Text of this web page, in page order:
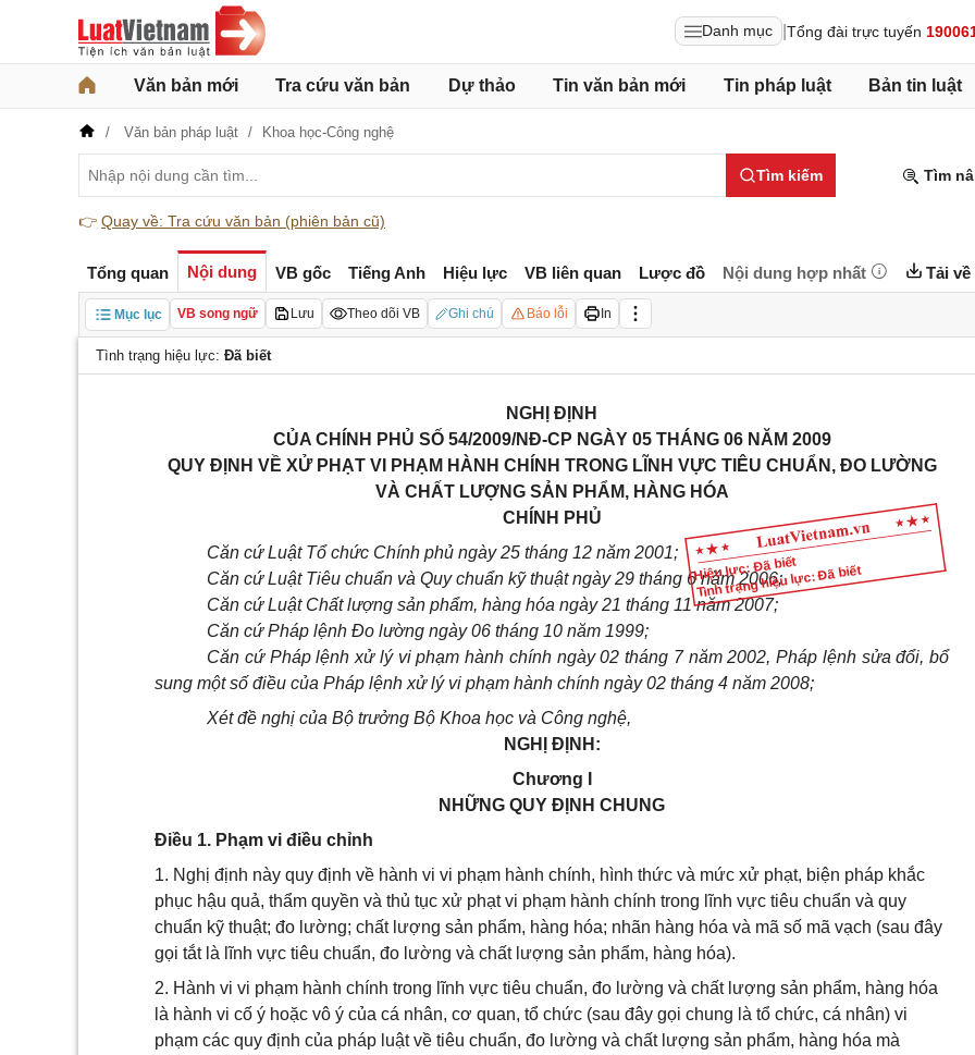
Danh mục Tổng đài trực tuyến
Văn bản mới Tra cứu văn bản Dự thảo Tin văn bản mới Tin pháp luật Bản tin luật
Văn bản pháp luật Khoa học-Công nghệ
Tìm kiếm Tìm
👉 Quay về: Tra cứu văn bản (phiên bản cũ)
Tổng quan Nội dung VB gốc Tiếng Anh Hiệu lực VB liên quan Lược đồ Nội dung hợp nhất Tải về
Mục lục VB song ngữ Lưu Theo dõi VB Ghi chú Báo lỗi In
Tình trạng hiệu lực: Đã biết
Hiệu lực: Đã biết
Tình trạng hiệu lực: Đã biết
NGHỊ ĐỊNH
CỦA CHÍNH PHỦ SỐ 54/2009/NĐ-CP NGÀY 05 THÁNG 06 NĂM 2009
QUY ĐỊNH VỀ XỬ PHẠT VI PHẠM HÀNH CHÍNH TRONG LĨNH VỰC TIÊU CHUẨN, ĐO LƯỜNG
VÀ CHẤT LƯỢNG SẢN PHẨM, HÀNG HÓA
CHÍNH PHỦ
Căn cứ Luật Tổ chức Chính phủ ngày 25 tháng 12 năm 2001;
Căn cứ Luật Tiêu chuẩn và Quy chuẩn kỹ thuật ngày 29 tháng 6 năm 2006;
Căn cứ Luật Chất lượng sản phẩm, hàng hóa ngày 21 tháng 11 năm 2007;
Căn cứ Pháp lệnh Đo lường ngày 06 tháng 10 năm 1999;
Căn cứ Pháp lệnh xử lý vi phạm hành chính ngày 02 tháng 7 năm 2002, Pháp lệnh sửa đổi, bổ
sung một số điều của Pháp lệnh xử lý vi phạm hành chính ngày 02 tháng 4 năm 2008;
Xét đề nghị của Bộ trưởng Bộ Khoa học và Công nghệ,
NGHỊ ĐỊNH:
Chương I
NHỮNG QUY ĐỊNH CHUNG
Điều 1. Phạm vi điều chỉnh
1. Nghị định này quy định về hành vi vi phạm hành chính, hình thức và mức xử phạt, biện pháp khắc
phục hậu quả, thẩm quyền và thủ tục xử phạt vi phạm hành chính trong lĩnh vực tiêu chuẩn và quy
chuẩn kỹ thuật; đo lường; chất lượng sản phẩm, hàng hóa; nhãn hàng hóa và mã số mã vạch (sau đây
gọi tắt là lĩnh vực tiêu chuẩn, đo lường và chất lượng sản phẩm, hàng hóa).
2. Hành vi vi phạm hành chính trong lĩnh vực tiêu chuẩn, đo lường và chất lượng sản phẩm, hàng hóa
là hành vi cố ý hoặc vô ý của cá nhân, cơ quan, tổ chức (sau đây gọi chung là tổ chức, cá nhân) vi
phạm các quy định của pháp luật về tiêu chuẩn, đo lường và chất lượng sản phẩm, hàng hóa mà